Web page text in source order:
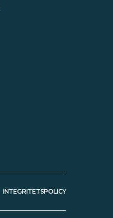
INTEGRITETSPOLICY